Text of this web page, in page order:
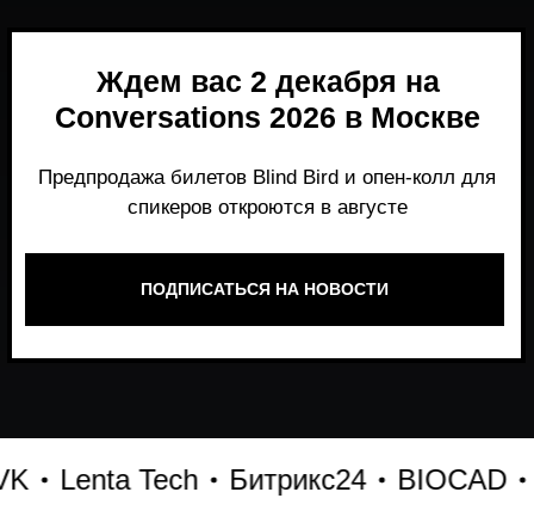
Lenta Tech Битрикс24 BIOCAD X5
Место, где можно получить честный,
работает и формирует рынок генеративного